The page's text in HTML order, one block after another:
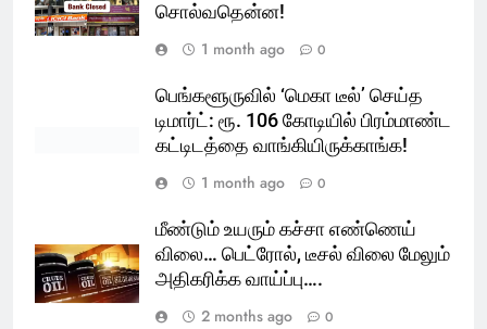
சொல்வதென்ன!
1 month ago
0
பெங்களூருவில் ‘மெகா டீல்’ செய்த
டிமார்ட்: ரூ. 106 கோடியில் பிரம்மாண்ட
கட்டிடத்தை வாங்கியிருக்காங்க!
1 month ago
0
மீண்டும் உயரும் கச்சா எண்ணெய்
விலை… பெட்ரோல், டீசல் விலை மேலும்
அதிகரிக்க வாய்ப்பு….
2 months ago
0